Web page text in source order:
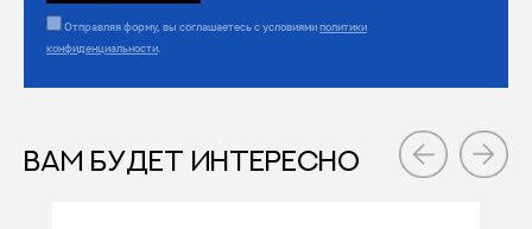
Отправляя форму, вы соглашаетесь с условиямиполитики
конфиденциальности.
ВАМ БУДЕТ ИНТЕРЕСНО